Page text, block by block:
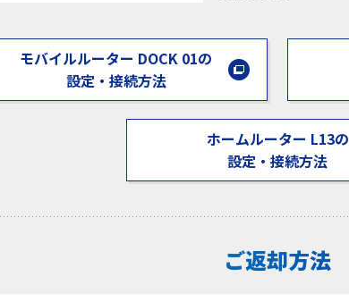
モバイルルーター DOCK 01の
設定・接続方法
ホームルーター L13の
設定・接続方法
ご返却方法